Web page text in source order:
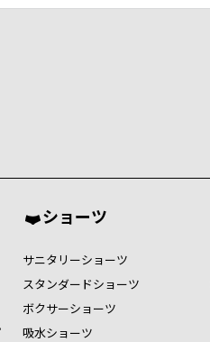
ショーツ
サニタリーショーツ
スタンダードショーツ
ボクサーショーツ
吸水ショーツ